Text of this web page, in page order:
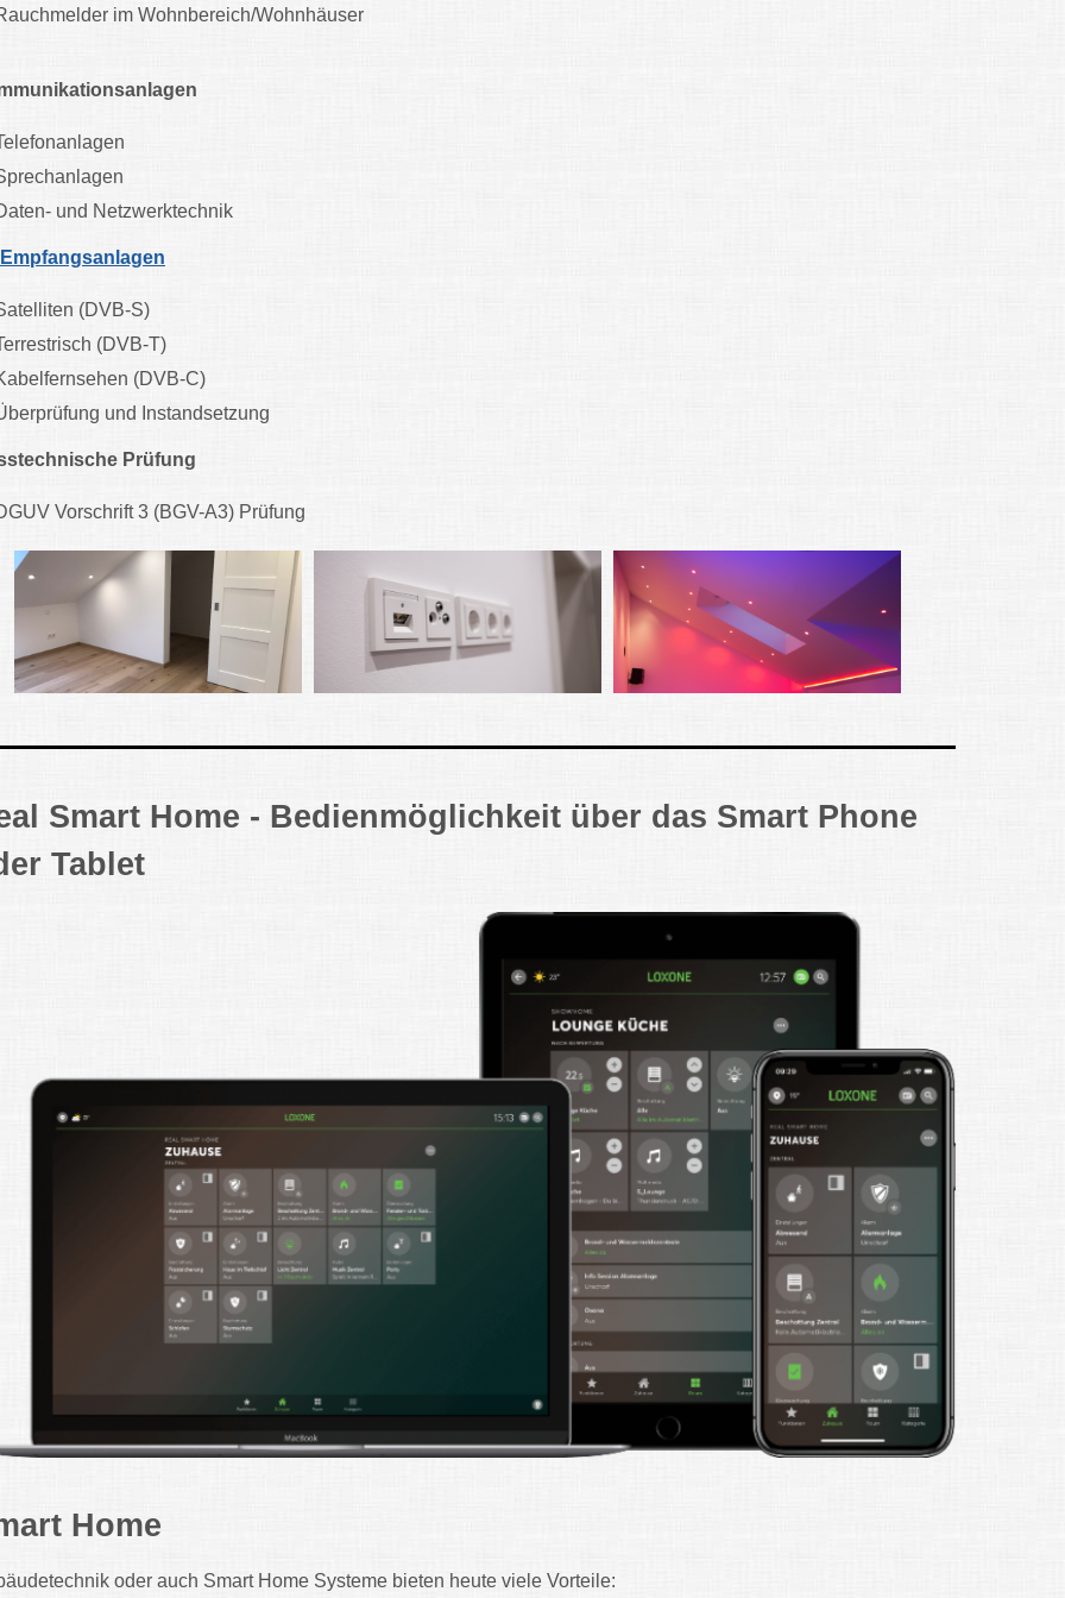
im Wohnbereich/Wohnhäuser
und Netzwerktechnik
(DVB-S)
(DVB-T)
(DVB-C)
und Instandsetzung
Prüfung
Vorschrift 3 (BGV-A3) Prüfung
Smart Home - Bedienmöglichkeit über das Smart Phone
Tablet
Home
oder auch Smart Home Systeme bieten heute viele Vorteile: